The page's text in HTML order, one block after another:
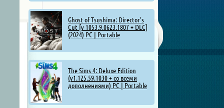
Ghost of Tsushima: Director's
Cut [v 1053.9.0623.1807 + DLC]
(2024) PC | Portable
The Sims 4: Deluxe Edition
(v1.125.59.1030 + со всеми
дополнениями) PC | Portable